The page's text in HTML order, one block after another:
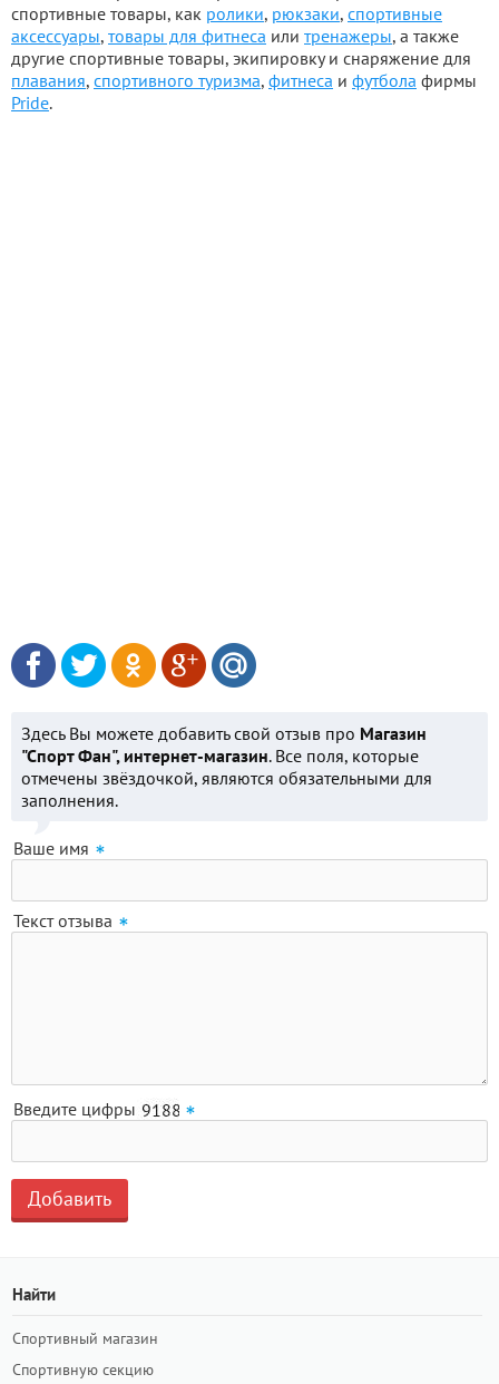
спортивные товары, как ролики, рюкзаки, спортивные
аксессуары, товары для фитнеса или тренажеры, а также
другие спортивные товары, экипировку и снаряжение для
плавания, спортивного туризма, фитнеса и футбола фирмы
Pride.
Здесь Вы можете добавить свой отзыв про Магазин
"Спорт Фан", интернет-магазин. Все поля, которые
отмечены звёздочкой, являются обязательными для
заполнения.
Ваше имя
Текст отзыва
Введите цифры
Найти
Спортивный магазин
Спортивную секцию